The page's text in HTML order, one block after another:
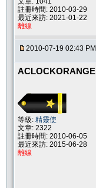
註冊時間: 2010-03-29
最近來訪: 2021-01-22
離線
2010-07-19 02:43 PM
ACLOCKORANGE
等級: 精靈使
文章: 2322
註冊時間: 2010-06-05
最近來訪: 2015-06-28
離線